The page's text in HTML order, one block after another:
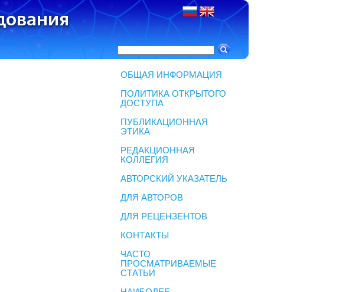
ОБЩАЯ ИНФОРМАЦИЯ
ПОЛИТИКА ОТКРЫТОГО
ДОСТУПА
ПУБЛИКАЦИОННАЯ
ЭТИКА
РЕДАКЦИОННАЯ
КОЛЛЕГИЯ
АВТОРСКИЙ УКАЗАТЕЛЬ
ДЛЯ АВТОРОВ
ДЛЯ РЕЦЕНЗЕНТОВ
КОНТАКТЫ
ЧАСТО
ПРОСМАТРИВАЕМЫЕ
СТАТЬИ